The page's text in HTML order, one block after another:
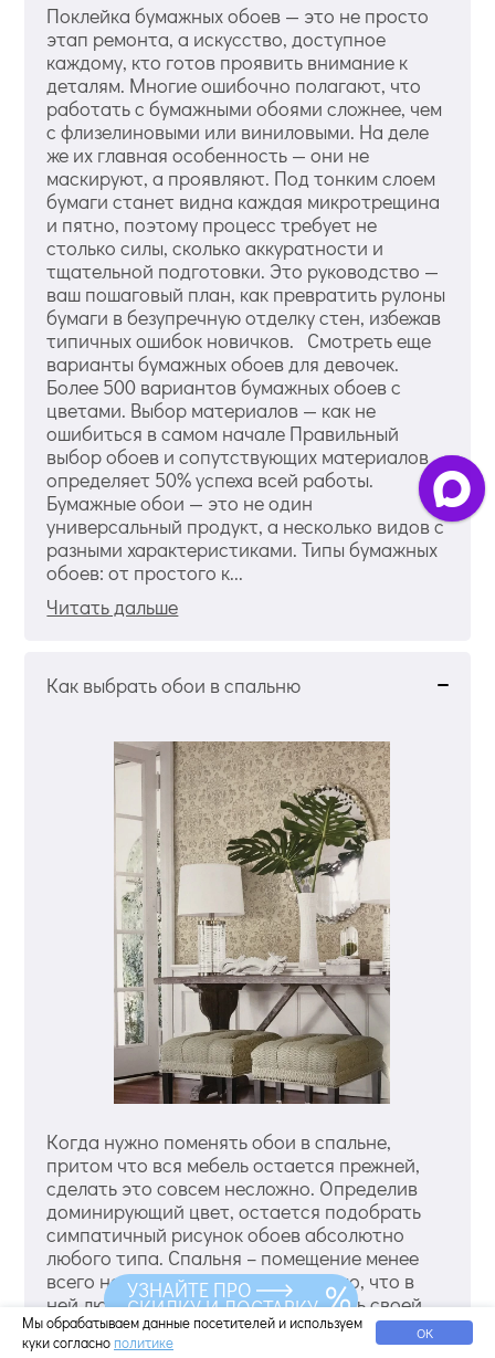
Поклейка бумажных обоев — это не просто
этап ремонта, а искусство, доступное
каждому, кто готов проявить внимание к
деталям. Многие ошибочно полагают, что
работать с бумажными обоями сложнее, чем
с флизелиновыми или виниловыми. На деле
же их главная особенность — они не
маскируют, а проявляют. Под тонким слоем
бумаги станет видна каждая микротрещина
и пятно, поэтому процесс требует не
столько силы, сколько аккуратности и
тщательной подготовки. Это руководство —
ваш пошаговый план, как превратить рулоны
бумаги в безупречную отделку стен, избежав
типичных ошибок новичков. Смотреть еще
варианты бумажных обоев для девочек.
Более 500 вариантов бумажных обоев с
цветами. Выбор материалов — как не
ошибиться в самом начале Правильный
выбор обоев и сопутствующих материалов
определяет 50% успеха всей работы.
Бумажные обои — это не один
универсальный продукт, а несколько видов с
разными характеристиками. Типы бумажных
обоев: от простого к...
Читать дальше
Как выбрать обои в спальню
Когда нужно поменять обои в спальне,
притом что вся мебель остается прежней,
сделать это совсем несложно. Определив
доминирующий цвет, остается подобрать
симпатичный рисунок обоев абсолютно
любого типа. Спальня – помещение менее
всего нагруженное, несмотря на то, что в
ней люди проводят чуть ли не треть своей
жизни. Это не проходная комната, не
влажная, не холодная – в ней только спят.
Мы обрабатываем данные посетителей и используем
куки согласно политике ОК
УЗНАЙТЕ ПРО
СКИДКУ И ДОСТАВКУ